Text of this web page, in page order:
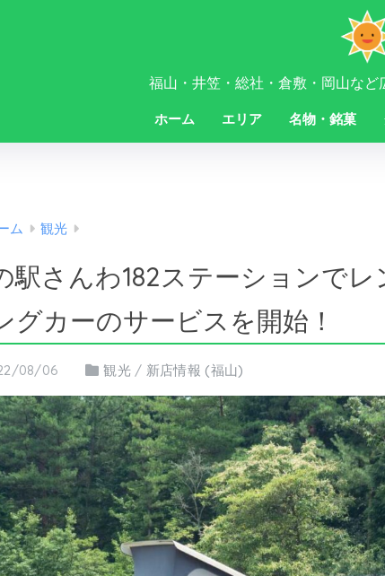
福山・井笠・総社・倉敷・岡山な
ホーム エリア 名物・銘菓
ム 観光
駅さんわ182ステーションで
グカーのサービスを開始！
08/06 観光/ 新店情報 (福山)